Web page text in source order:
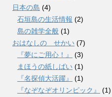
日本の島 (4)
石垣島の生活情報 (2)
島の雑学全般 (1)
おはなしの せかい (7)
『夢にご用心！』
(3)
まほうの紙しばい (1)
『名探偵大活躍』
(1)
『なぞなぞオリンピック』
(1)